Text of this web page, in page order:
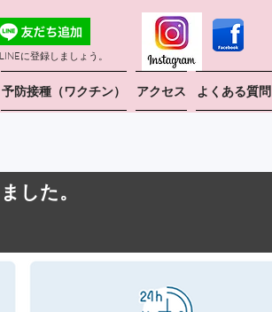
に登録しましょう。
予防接種（ワクチン） アクセス よくある質問
した。